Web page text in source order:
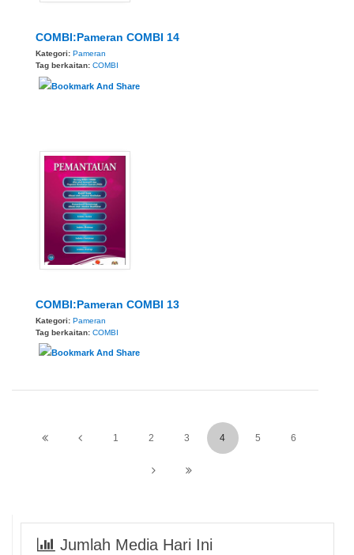
COMBI:Pameran COMBI 14
Kategori: Pameran
Tag berkaitan: COMBI
COMBI:Pameran COMBI 13
Kategori: Pameran
Tag berkaitan: COMBI
1 2 3 4 5 6
Jumlah Media Hari Ini